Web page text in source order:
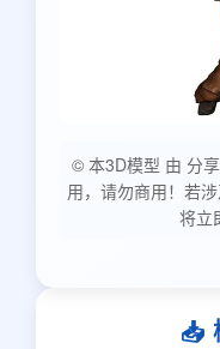
© 本3D模型 由 分
用，请勿商用！若
将立
📥